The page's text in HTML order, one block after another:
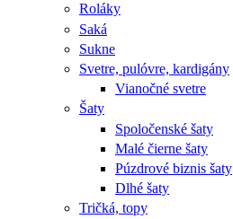
Roláky
Saká
Sukne
Svetre, pulóvre, kardigány
Vianočné svetre
Šaty
Spoločenské šaty
Malé čierne šaty
Púzdrové biznis šaty
Dlhé šaty
Tričká, topy